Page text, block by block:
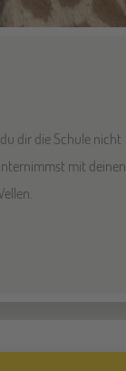
dir die Schule nicht
mit deinen